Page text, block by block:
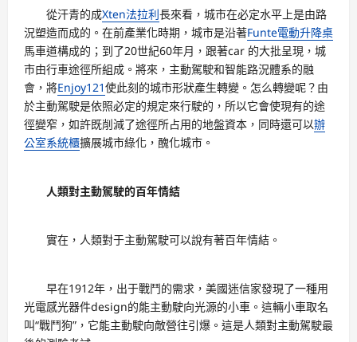
從汗青的成Xten法拉利長來看，城市在必定水平上是由路
況塑造而成的。在前產業化時期，城市是沿著Funte電動升降桌
馬車道構成的；到了20世紀60年月，跟著car 的大批呈現，城
市由行車途徑所組成。將來，主動駕駛和智能路況體系的融
會，將Enjoy121使此刻的城市形狀產生轉變。怎么轉變呢？由
於主動駕駛是依照必定的規定來行駛的，所以它會使現有的途
徑變窄，如許既削減了途徑所占用的地盤資本，同時還可以辦
公室系統櫃擴展城市綠化，醜化城市。
人類對主動駕駛的百年情結
實在，人類對于主動駕駛可以說有著百年情結。
早在1912年，出于戰鬥的需求，美國迷信家發現了一種用
光電感光器件design的能主動駛向光源的小車。這輛小車取名
叫“戰鬥狗”，它能主動駛向敵營往引爆。這是人類對主動駕駛最